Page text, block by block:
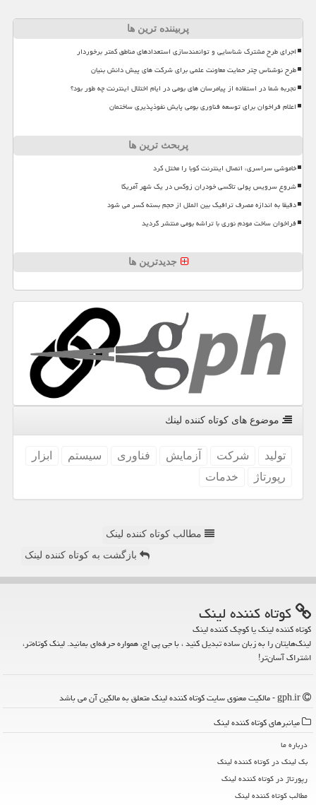
پربیننده ترین ها
اجرای طرح مشترک شناسایی و توانمندسازی استعدادهای مناطق کمتر برخوردار
طرح نوشناس چتر حمایت معاونت علمی برای شرکت های پیش دانش بنیان
تجربه شما در استفاده از پیامرسان های بومی در ایام اختلال اینترنت چه طور بود؟
اعلام فراخوان برای توسعه فناوری بومی پایش نفوذپذیری ساختمان
پربحث ترین ها
خاموشی سراسری، اتصال اینترنت کوبا را مختل کرد
شروع سرویس پولی تاکسی خودران زوکس در یک شهر آمریکا
دقیقا به اندازه مصرف ترافیک بین الملل از حجم بسته کسر می شود
فراخوان ساخت مودم نوری با تراشه بومی منتشر گردید
جدیدترین ها
موضوع های كوتاه كننده لینك
تولید شركت آزمایش فناوری سیستم
ابزار
رپورتاژ
خدمات
مطالب کوتاه کننده لینک
بازگشت به کوتاه کننده لینک
كوتاه كننده لینك
کوتاه کننده لینک یا کوچک کننده لینک
لینک‌هایتان را به زبان ساده تبدیل کنید ، با جی پی اچ، همواره حرفه‌ای بمانید. لینک کوتاه‌تر،
اشتراک آسان‌تر!
میانبرهای كوتاه كننده لینك
درباره ما
بک لینک در كوتاه كننده لینك
رپورتاژ در كوتاه كننده لینك
مطالب كوتاه كننده لینك